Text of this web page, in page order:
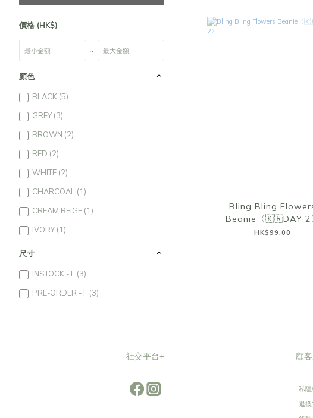
價格 (HK$)
~
顏色
BLACK (5)
GREY (3)
BROWN (2)
RED (2)
WHITE (2)
CHARCOAL (1)
CREAM BEIGE (1)
IVORY (1)
尺寸
INSTOCK - F (3)
PRE-ORDER - F (3)
Bling Bling
Beanie〈🇰🇷DAY 2
HK$99.00
社交平台+ 顧
私
退